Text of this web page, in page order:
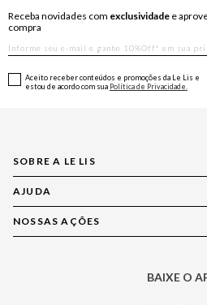
Receba novidades com exclusividade e
compra
Aceito receber conteúdos e promoções da Le Lis e
estou de acordo com sua Política de Privacidade.
SOBRE A LE LIS
Quem Somos
Nossas Lojas
Política de Privacidade
AJUDA
Compre pelo WhatsApp
Central de Relacionamento
NOSSAS AÇÕES
BAIXE O